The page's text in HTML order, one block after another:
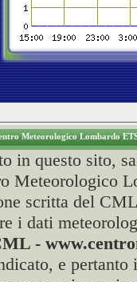
Meteorologico Lombardo
in questo sito,
Meteorologico
scritta del
i dati
-
e